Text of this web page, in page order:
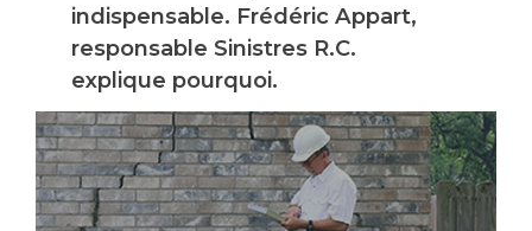
indispensable. Frédéric Appart,
responsable Sinistres R.C.
explique pourquoi.